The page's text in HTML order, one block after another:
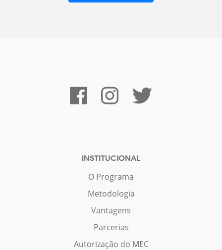
INSTITUCIONAL
O Programa
Metodologia
Vantagens
Parcerias
Autorização do MEC